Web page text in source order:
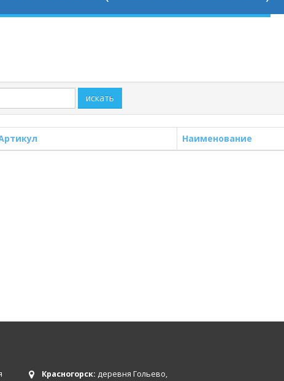
искать
Наименование
Красногорск: деревня Гольево,